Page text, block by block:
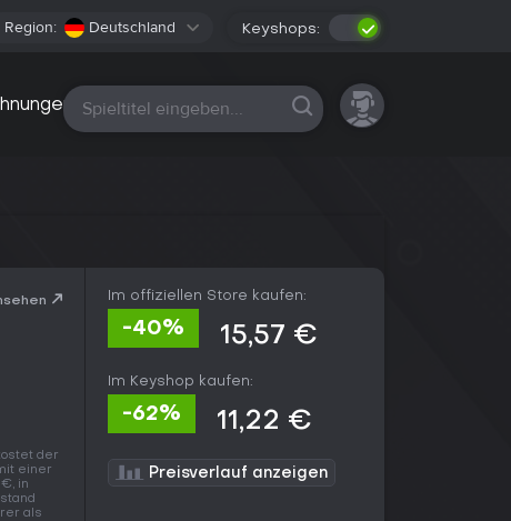
Region: Deutschland Keyshops:
Alle Plattformen
der
einer
in
als
Im offiziellen Store kaufen:
-40% 15,57 €
Im Keyshop kaufen:
-62% 11,22 €
Preisverlauf anzeigen